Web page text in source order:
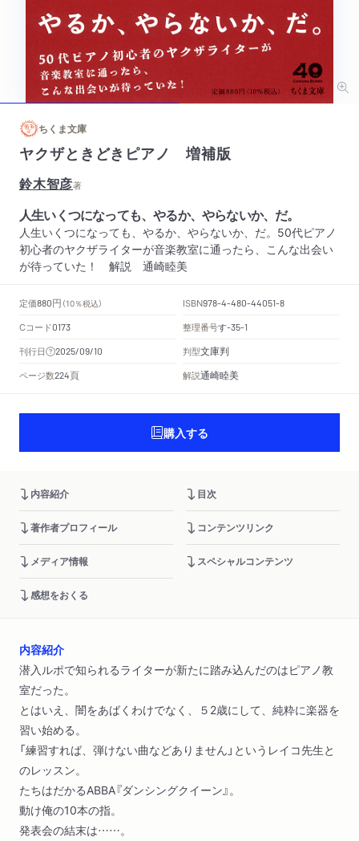
ちくま文庫
ヤクザときどきピアノ 増補版
鈴木智彦著
人生いくつになっても、やるか、やらないか、だ。
人生いくつになっても、やるか、やらないか、だ。50代ピアノ
初心者のヤクザライターが音楽教室に通ったら、こんな出会い
が待っていた！ 解説 通崎睦美
定価880円 （10％税込） ISBN978-4-480-44051-8
Cコード0173 整理番号す-35-1
刊行日 2025/09/10 判型文庫判
ページ数224頁 解説通崎睦美
購入する
内容紹介 目次
著作者プロフィール コンテンツリンク
メディア情報 スペシャルコンテンツ
感想をおくる
内容紹介
潜入ルポで知られるライターが新たに踏み込んだのはピアノ教
室だった。
とはいえ、闇をあばくわけでなく、５2歳にして、純粋に楽器を
習い始める。
「練習すれば、弾けない曲などありません」というレイコ先生と
のレッスン。
たちはだかるABBA『ダンシングクイーン』。
動け俺の10本の指。
発表会の結末は……。